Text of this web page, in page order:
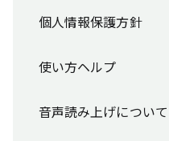
個人情報保護方針
使い方ヘルプ
音声読み上げについて